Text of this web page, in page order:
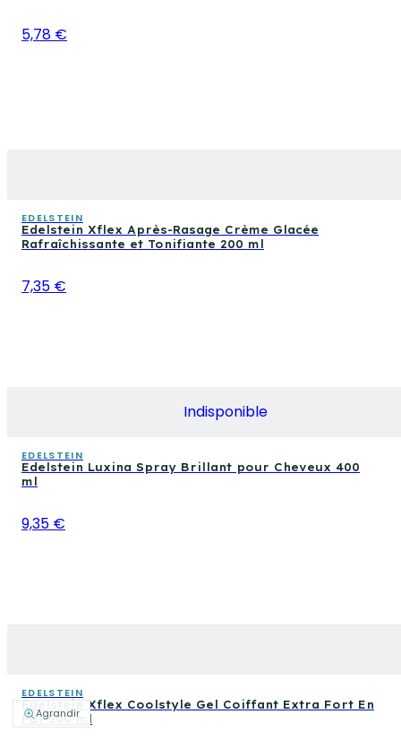
Agrandir
5,78 €
EDELSTEIN
Edelstein Xflex Après-Rasage Crème Glacée
Rafraîchissante et Tonifiante 200 ml
7,35 €
Indisponible
EDELSTEIN
Edelstein Luxina Spray Brillant pour Cheveux 400
ml
9,35 €
EDELSTEIN
Edelstein Xflex Coolstyle Gel Coiffant Extra Fort En
Pot 500 ml